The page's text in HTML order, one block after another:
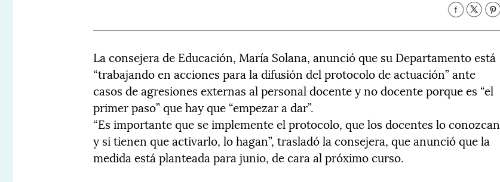
La consejera de Educación, María Solana, anunció que su Departamento está
“trabajando en acciones para la difusión del protocolo de actuación” ante
casos de agresiones externas al personal docente y no docente porque es “el
primer paso” que hay que “empezar a dar”.
“Es importante que se implemente el protocolo, que los docentes lo conozcan
y si tienen que activarlo, lo hagan”, trasladó la consejera, que anunció que la
medida está planteada para junio, de cara al próximo curso.